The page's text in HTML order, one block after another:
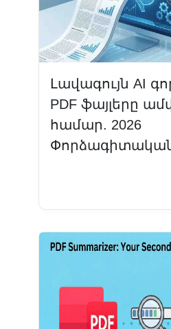
Լավագույն AI
PDF ֆայլերը
համար. 2026
Փորձագիտական